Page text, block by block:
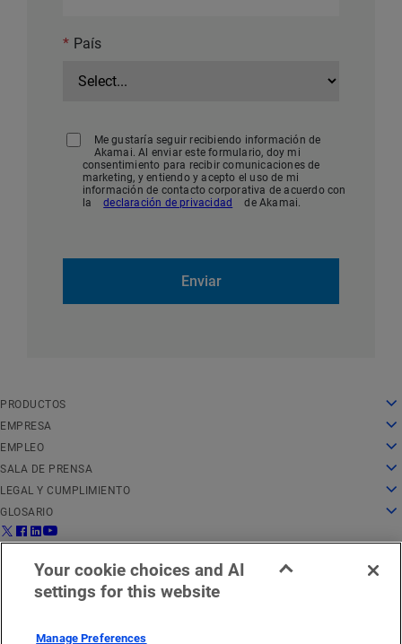
* País
Me gustaría seguir recibiendo información de
Akamai. Al enviar este formulario, doy mi
consentimiento para recibir comunicaciones de
marketing, y entiendo y acepto el uso de mi
información de contacto corporativa de acuerdo con
la
declaración de privacidad de Akamai.
Enviar
PRODUCTOS
Cloud computing
Seguridad
Distribución de contenido
Todos los productos y pruebas
Servicios globales
EMPRESA
Sobre nosotros
Historia
Liderazgo
Premios
Junta directiva
Infrastructure for Innovation
Relaciones con los inversores
Responsabilidad corporativa
Oficinas
EMPLEO
Empleo
Trabajar en Akamai
Estudiantes y recién licenciados
Entorno laboral inclusivo
Buscar puestos de trabajo
Blog cultural
SALA DE PRENSA
Sala de prensa
Comunicados de prensa
En las noticias
Recursos multimedia
LEGAL Y CUMPLIMIENTO
Aspectos legales
Cumplimiento de la seguridad de la información
Centro de confianza de privacidad
Declaración de privacidad
Configuración de cookies
GLOSARIO
¿Qué es la seguridad de API?
¿Qué es una CDN?
¿Qué es el cloud computing?
¿Qué es la ciberseguridad?
¿Qué es la microsegmentación?
EMEA
servicio
Contáctanos
Español
English
Deutsch
Español
Français
Italiano
Português
中文
日本語Your cookie choices and AI
settings for this website
Manage Preferences